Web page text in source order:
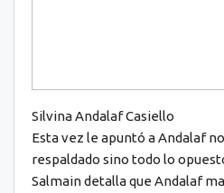
Silvina Andalaf Casiello
Esta vez le apuntó a Andalaf
respaldado sino todo lo
Salmain detalla que Andalaf